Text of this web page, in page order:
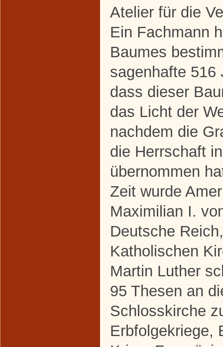
Atelier für die
Ein Fachmann
Baumes
sagenhafte 516
dass dieser
das Licht der
nachdem die
die Herrschaft
übernommen
Zeit wurde
Maximilian I.
Deutsche
Katholischen
Martin Luther
95 Thesen an
Schlosskirche
Erbfolgekriege,